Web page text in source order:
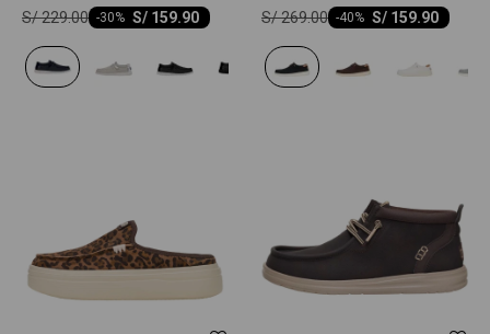
S/ 159.90
-30
S/229.00
S/ 159.90
-40
S/269.00